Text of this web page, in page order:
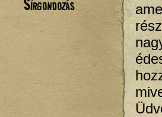
Sírgondozás